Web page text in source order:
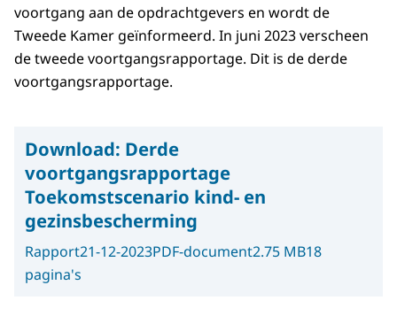
voortgang aan de opdrachtgevers en wordt de
Tweede Kamer geïnformeerd. In juni 2023 verscheen
de tweede voortgangsrapportage. Dit is de derde
voortgangsrapportage.
Download: Derde
voortgangsrapportage
Toekomstscenario kind- en
gezinsbescherming
Rapport21-12-2023PDF-document2.75 MB18
pagina's